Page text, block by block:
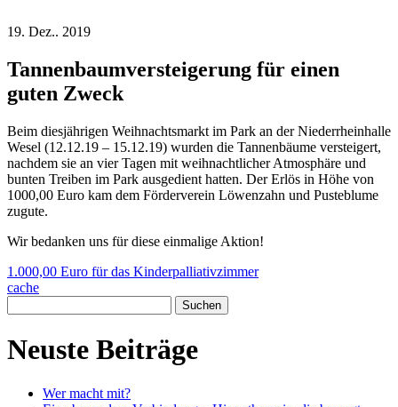
19. Dez.. 2019
Tannenbaumversteigerung für einen
guten Zweck
Beim diesjährigen Weihnachtsmarkt im Park an der Niederrheinhalle
Wesel (12.12.19 – 15.12.19) wurden die Tannenbäume versteigert,
nachdem sie an vier Tagen mit weihnachtlicher Atmosphäre und
bunten Treiben im Park ausgedient hatten. Der Erlös in Höhe von
1000,00 Euro kam dem Förderverein Löwenzahn und Pusteblume
zugute.
Wir bedanken uns für diese einmalige Aktion!
Post
navigation
1.000,00 Euro für das Kinderpalliativzimmer
cache
nach:
Neuste Beiträge
Wer macht mit?